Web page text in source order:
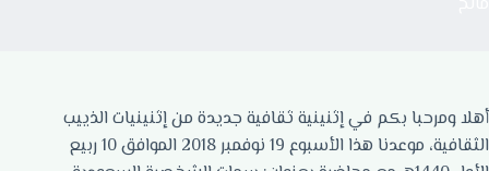
أهلا ومرحبا بكم في إثنينية ثقافية جديدة من إثنينيات الذييب
الثقافية، موعدنا هذا الأسبوع 19 نوفمبر 2018 الموافق 10 ربيع